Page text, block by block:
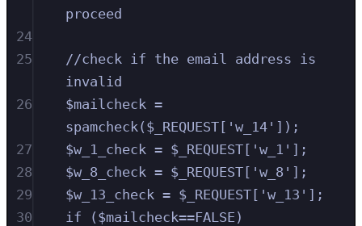
proceed
24
25
//check if the email address is
invalid
26
$mailcheck =
spamcheck($_REQUEST['w_14']);
27
$w_1_check = $_REQUEST['w_1'];
28
$w_8_check = $_REQUEST['w_8'];
29
$w_13_check = $_REQUEST['w_13'];
30
if ($mailcheck==FALSE)